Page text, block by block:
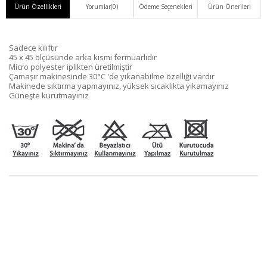
Ürün Özellikleri Yorumlar(0) Ödeme Seçenekleri Ürün Önerileri
Sadece kılıftır
45 x 45 ölçüsünde arka kısmı fermuarlıdır
Micro polyester iplikten üretilmiştir
Çamaşır makinesinde 30°C 'de yıkanabilme özelliği vardır
Makinede sıktırma yapmayınız, yüksek sıcaklıkta yıkamayınız
Güneşte kurutmayınız